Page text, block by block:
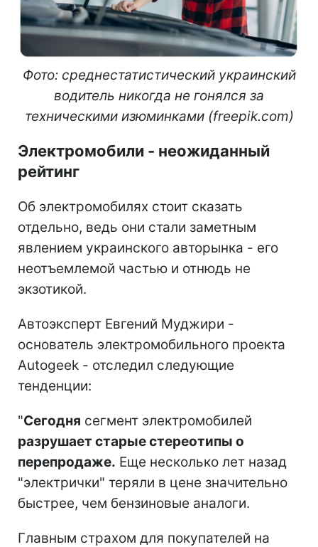
Фото: среднестатистический украинский
водитель никогда не гонялся за
техническими изюминками (freepik.com)
Электромобили - неожиданный
рейтинг
Об электромобилях стоит сказать
отдельно, ведь они стали заметным
явлением украинского авторынка - его
неотъемлемой частью и отнюдь не
экзотикой.
Автоэксперт Евгений Муджири -
основатель электромобильного проекта
Autogeek - отследил следующие
тенденции:
"Сегодня сегмент электромобилей
разрушает старые стереотипы о
перепродаже. Еще несколько лет назад
"электрички" теряли в цене значительно
быстрее, чем бензиновые аналоги.
Главным страхом для покупателей на